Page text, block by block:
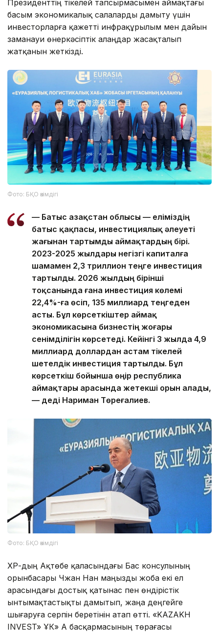
Президенттің тікелей тапсырмасымен аймақтағы
басым экономикалық салаларды дамыту үшін
инвесторларға қажетті инфрақұрылым мен дайын
заманауи өнеркәсіптік алаңдар жасақталып
жатқанын жеткізді.
Фото: БҚО әкімдігі
— Батыс Қазақстан облысы — еліміздің
батыс қақпасы, инвестициялық әлеуеті
жағынан тартымды аймақтардың бірі.
2023-2025 жылдары негізгі капиталға
шамамен 2,3 триллион теңге инвестиция
тартылды. 2026 жылдың бірінші
тоқсанында ғана инвестиция көлемі
22,4%-ға өсіп, 135 миллиард теңгеден
асты. Бұл көрсеткіштер аймақ
экономикасына бизнестің жоғары
сенімділігін көрсетеді. Кейінгі 3 жылда 4,9
миллиард доллардан астам тікелей
шетелдік инвестиция тартылды. Бұл
көрсеткіш бойынша өңір республика
аймақтары арасында жетекші орын алады,
— деді Нариман Төреғалиев.
Фото: БҚО әкімдігі
ҚХР-дың Ақтөбе қаласындағы Бас консулының
орынбасары Чжан Нан маңызды жоба екі ел
арасындағы достық қатынас пен өндірістік
ынтымақтастықты дамытып, жаңа деңгейге
шығаруға серпін беретінін атап өтті. «KAZAKH
INVEST» ҰК» АҚ басқармасының төрағасы